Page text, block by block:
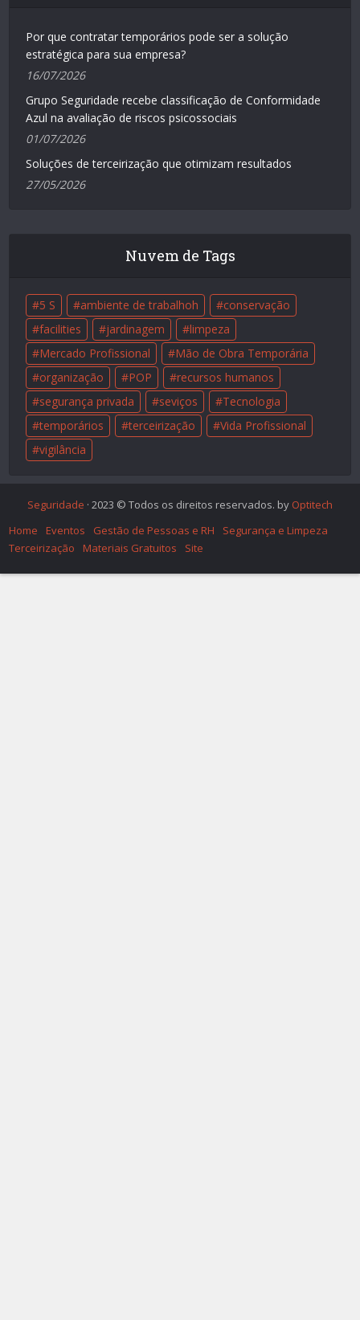
Por que contratar temporários pode ser a solução
estratégica para sua empresa?
16/07/2026
Grupo Seguridade recebe classificação de Conformidade
Azul na avaliação de riscos psicossociais
01/07/2026
Soluções de terceirização que otimizam resultados
27/05/2026
Nuvem de Tags
5 S ambiente de trabalhoh
conservação
facilities
jardinagem
limpeza
Mercado Profissional
Mão de Obra Temporária
organização
POP
recursos humanos
segurança privada
seviços
Tecnologia
temporários
terceirização
Vida Profissional
vigilância
Seguridade · 2023 © Todos os direitos reservados. by Optitech
Home
Eventos Gestão de Pessoas e RH
Segurança e Limpeza
Terceirização
Materiais Gratuitos Site